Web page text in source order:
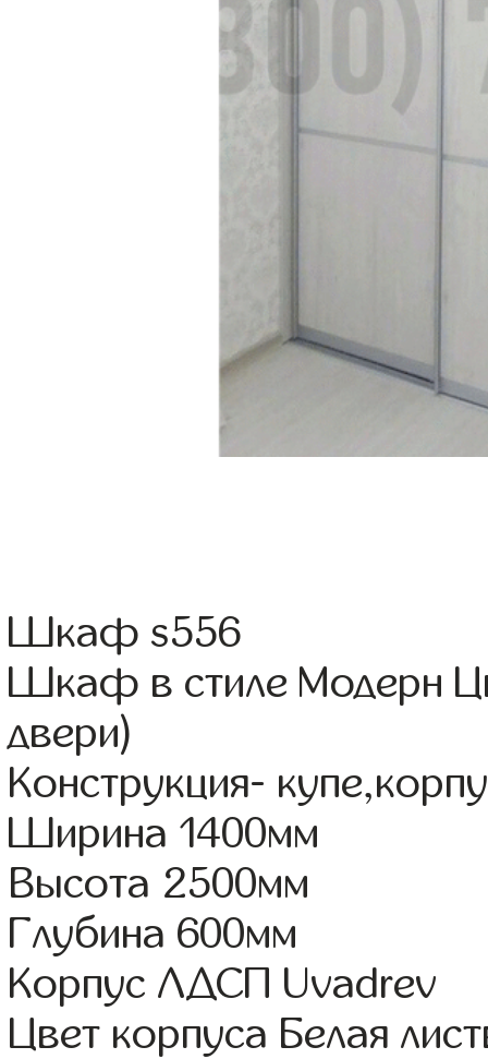
Шкаф s556
Шкаф в стиле Модерн
двери)
Конструкция-
Ширина 1400мм
Высота 2500мм
Глубина 600мм
Корпус ЛДСП Uvadrev
Цвет корпуса Белая